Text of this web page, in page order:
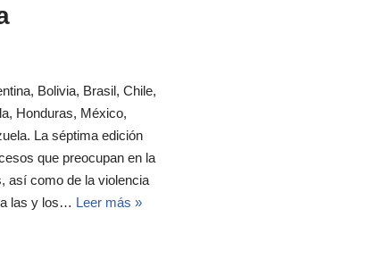
Bolivia, Brasil, Chile,
Honduras, México,
La séptima edición
que preocupan en la
así como de la violencia
a las y los… Leer más »